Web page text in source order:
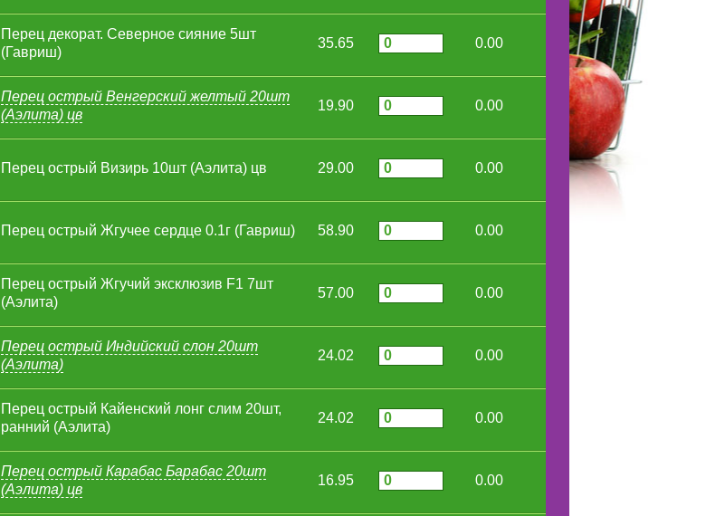
Перец декорат. Северное сияние 5шт
(Гавриш)
35.65 0.00
Перец острый Венгерский желтый 20шт
(Аэлита) цв
19.90 0.00
Перец острый Визирь 10шт (Аэлита) цв 29.00 0.00
Перец острый Жгучее сердце 0.1г (Гавриш) 58.90 0.00
Перец острый Жгучий эксклюзив F1 7шт
(Аэлита)
57.00 0.00
Перец острый Индийский слон 20шт
(Аэлита)
24.02 0.00
Перец острый Кайенский лонг слим 20шт,
ранний (Аэлита)
24.02 0.00
Перец острый Карабас Барабас 20шт
(Аэлита) цв
16.95 0.00